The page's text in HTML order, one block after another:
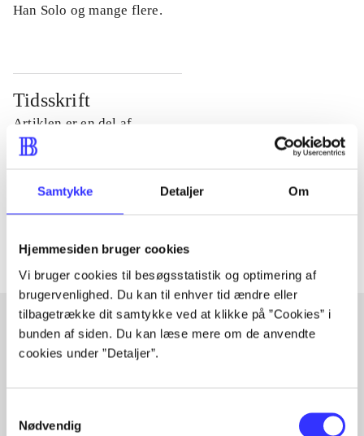
Samtykke Detaljer Om
Hjemmesiden bruger cookies
Vi bruger cookies til besøgsstatistik og optimering af
brugervenlighed. Du kan til enhver tid ændre eller
tilbagetrække dit samtykke ved at klikke på ”Cookies” i
bunden af siden. Du kan læse mere om de anvendte
cookies under ”Detaljer”.
Nødvendig
Han Solo og mange flere.
Tidsskrift
Artiklen er en del af
Tidsskrift
Artiklerne i handler ofte om
Artikler med samme emner